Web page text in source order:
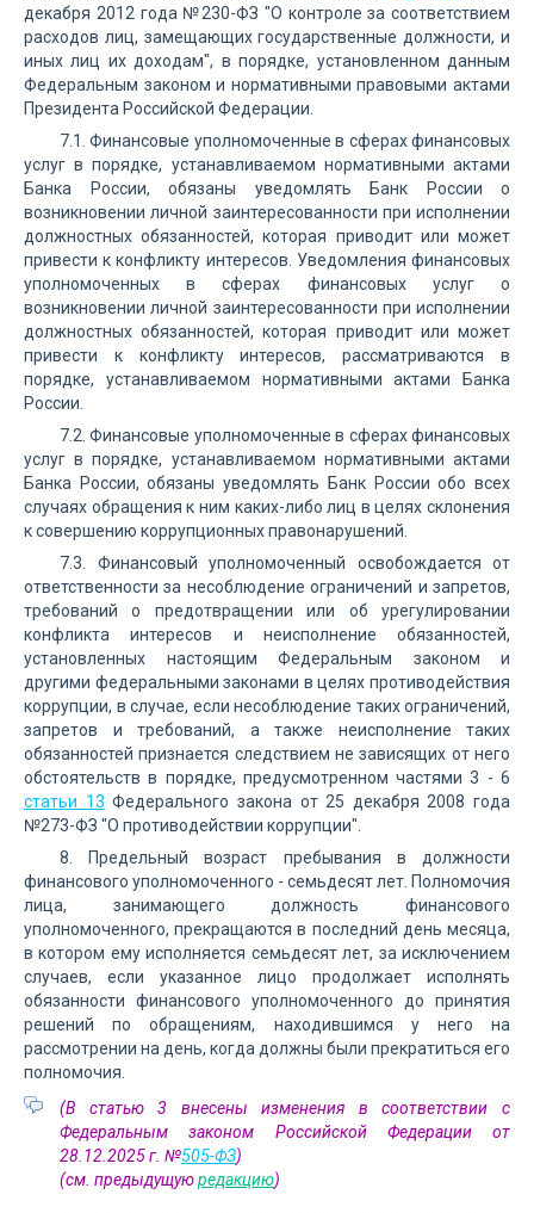
декабря 2012 года №230-ФЗ "О контроле за соответствием
расходов лиц, замещающих государственные должности, и
иных лиц их доходам", в порядке, установленном данным
Федеральным законом и нормативными правовыми актами
Президента Российской Федерации.
7.1. Финансовые уполномоченные в сферах финансовых
услуг в порядке, устанавливаемом нормативными актами
Банка России, обязаны уведомлять Банк России о
возникновении личной заинтересованности при исполнении
должностных обязанностей, которая приводит или может
привести к конфликту интересов. Уведомления финансовых
уполномоченных в сферах финансовых услуг о
возникновении личной заинтересованности при исполнении
должностных обязанностей, которая приводит или может
привести к конфликту интересов, рассматриваются в
порядке, устанавливаемом нормативными актами Банка
России.
7.2. Финансовые уполномоченные в сферах финансовых
услуг в порядке, устанавливаемом нормативными актами
Банка России, обязаны уведомлять Банк России обо всех
случаях обращения к ним каких-либо лиц в целях склонения
к совершению коррупционных правонарушений.
7.3. Финансовый уполномоченный освобождается от
ответственности за несоблюдение ограничений и запретов,
требований о предотвращении или об урегулировании
конфликта интересов и неисполнение обязанностей,
установленных настоящим Федеральным законом и
другими федеральными законами в целях противодействия
коррупции, в случае, если несоблюдение таких ограничений,
запретов и требований, а также неисполнение таких
обязанностей признается следствием не зависящих от него
обстоятельств в порядке, предусмотренном частями 3 - 6
статьи 13 Федерального закона от 25 декабря 2008 года
№273-ФЗ "О противодействии коррупции".
8. Предельный возраст пребывания в должности
финансового уполномоченного - семьдесят лет. Полномочия
лица, занимающего должность финансового
уполномоченного, прекращаются в последний день месяца,
в котором ему исполняется семьдесят лет, за исключением
случаев, если указанное лицо продолжает исполнять
обязанности финансового уполномоченного до принятия
решений по обращениям, находившимся у него на
рассмотрении на день, когда должны были прекратиться его
полномочия.
(В статью 3 внесены изменения в соответствии с
Федеральным законом Российской Федерации от
28.12.2025 г. №505-ФЗ)
(см. предыдущуюредакцию)